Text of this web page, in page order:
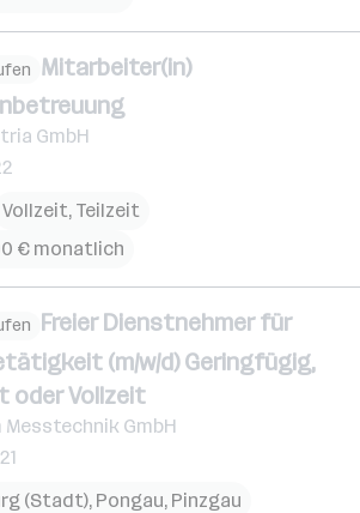
Mitarbeiter(in)
GmbH
Vollzeit, Teilzeit
€ monatlich
Freier Dienstnehmer für
(m/w/d) Geringfügig,
oder Vollzeit
Messtechnik GmbH
(Stadt), Pongau, Pinzgau